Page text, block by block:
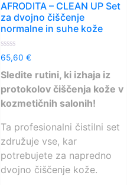
AFRODITA – CLEAN UP Set
za dvojno čiščenje
normalne in suhe kože
Ocenjeno
0
od
5
65,60 €
Sledite rutini, ki izhaja iz
protokolov čiščenja kože v
kozmetičnih salonih!
Ta profesionalni čistilni set
združuje vse, kar
potrebujete za napredno
dvojno čiščenje kože.